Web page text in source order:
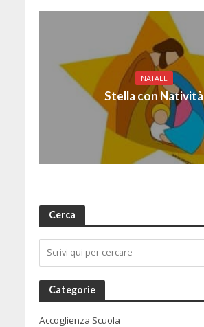
NATALE
Stella con Natività
Cerca
Categorie
Accoglienza Scuola